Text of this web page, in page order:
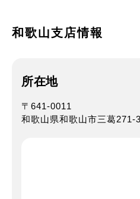
和歌山支店情報
所在地
〒641-0011
和歌山県和歌山市三葛271-3